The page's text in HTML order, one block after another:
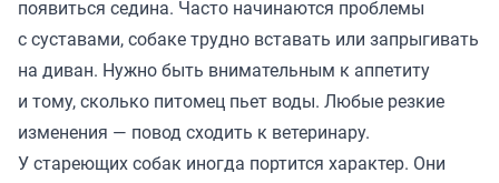
появиться седина. Часто начинаются проблемы
с суставами, собаке трудно вставать или запрыгивать
на диван. Нужно быть внимательным к аппетиту
и тому, сколько питомец пьет воды. Любые резкие
изменения — повод сходить к ветеринару.
У стареющих собак иногда портится характер. Они